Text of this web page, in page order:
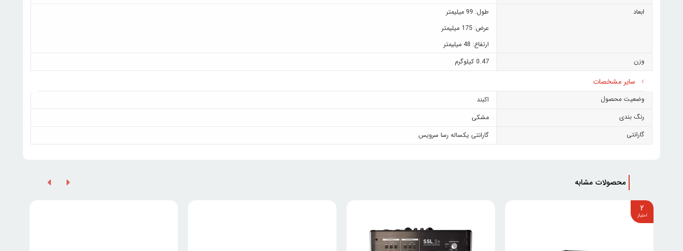
ابعاد
طول: 99 میلیمتر
عرض: 175 میلیمتر
ارتفاع: 48 میلیمتر
وزن
0.47 کیلوگرم
سایر مشخصات
وضعیت محصول
اکبند
رنگ بندی
مشکی
گارانتی
گارانتی یکساله رسا سرویس
محصولات مشابه
2